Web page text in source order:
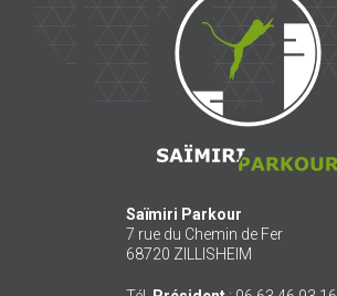
Parkour
Saïmiri Parkour
7 rue du Chemin de Fer
68720 ZILLISHEIM